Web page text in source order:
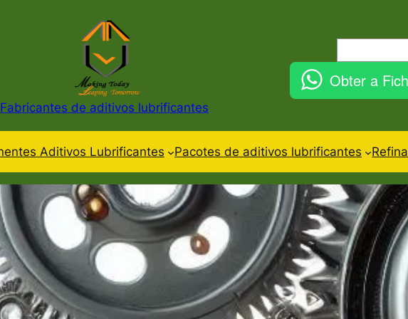
Fabricantes de aditivos lubrificantes
Obter a
Aditivos Lubrificantes Pacotes de aditivos lubrificantes